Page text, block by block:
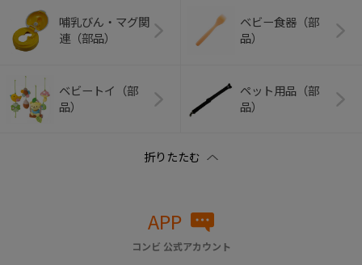
哺乳びん・マグ関
連（部品）
ベビー食器（部
品）
ベビートイ（部
品）
ペット用品（部
品）
APP
コンビ 公式アカウント